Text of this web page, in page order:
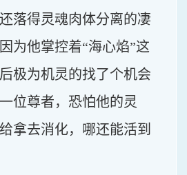
落得灵魂肉体分离的凄
为他掌控着“海心焰”这
极为机灵的找了个机会
位尊者，恐怕他的灵
拿去消化，哪还能活到